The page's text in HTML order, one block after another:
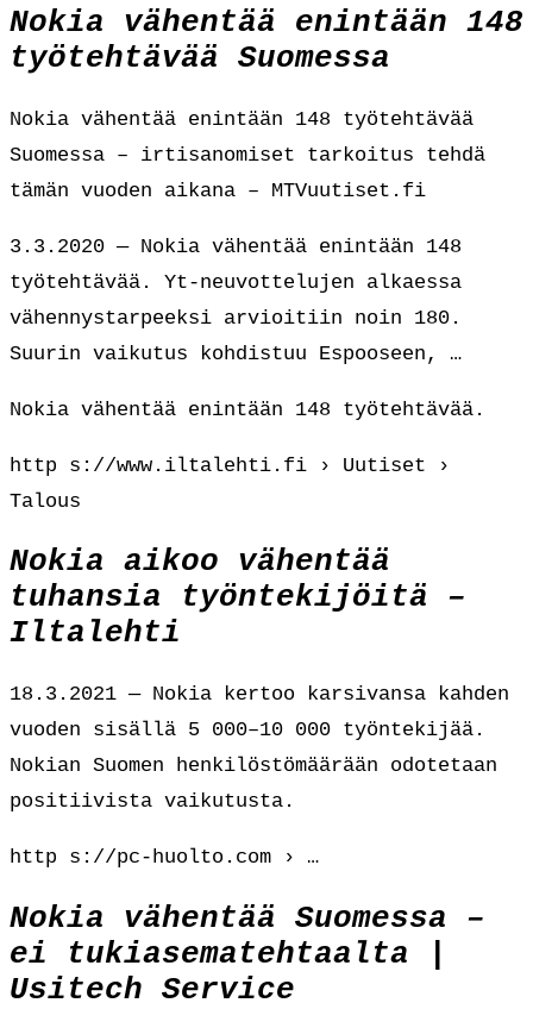
Nokia vähentää enintään 148
työtehtävää Suomessa
Nokia vähentää enintään 148 työtehtävää
Suomessa – irtisanomiset tarkoitus tehdä
tämän vuoden aikana – MTVuutiset.fi
3.3.2020 — Nokia vähentää enintään 148
työtehtävää. Yt-neuvottelujen alkaessa
vähennystarpeeksi arvioitiin noin 180.
Suurin vaikutus kohdistuu Espooseen, …
Nokia vähentää enintään 148 työtehtävää.
http s://www.iltalehti.fi › Uutiset ›
Talous
Nokia aikoo vähentää
tuhansia työntekijöitä –
Iltalehti
18.3.2021 — Nokia kertoo karsivansa kahden
vuoden sisällä 5 000–10 000 työntekijää.
Nokian Suomen henkilöstömäärään odotetaan
positiivista vaikutusta.
http s://pc-huolto.com › …
Nokia vähentää Suomessa –
ei tukiasematehtaalta |
Usitech Service